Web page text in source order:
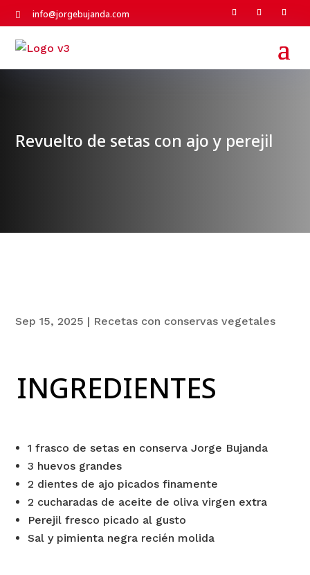
 info@jorgebujanda.com
Revuelto de setas con ajo y perejil
Sep 15, 2025 | Recetas con conservas vegetales
INGREDIENTES
1 frasco de setas en conserva Jorge Bujanda
3 huevos grandes
2 dientes de ajo picados finamente
2 cucharadas de aceite de oliva virgen extra
Perejil fresco picado al gusto
Sal y pimienta negra recién molida